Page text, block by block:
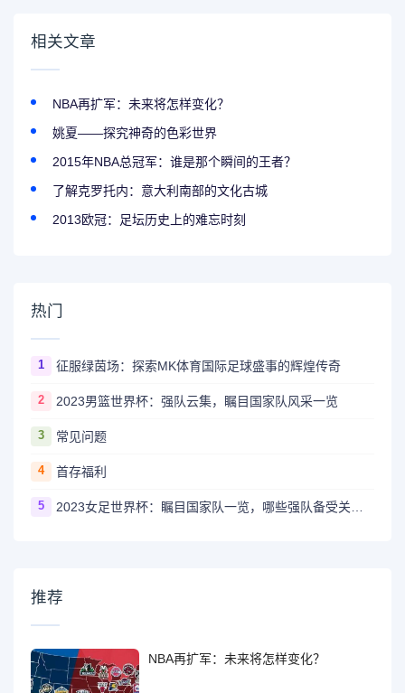
相关文章
NBA再扩军：未来将怎样变化？
姚夏——探究神奇的色彩世界
2015年NBA总冠军：谁是那个瞬间的王者？
了解克罗托内：意大利南部的文化古城
2013欧冠：足坛历史上的难忘时刻
热门
1 征服绿茵场：探索MK体育国际足球盛事的辉煌传奇
2 2023男篮世界杯：强队云集，瞩目国家队风采一览
3 常见问题
4 首存福利
5
推荐
NBA再扩军：未来将怎样变化？